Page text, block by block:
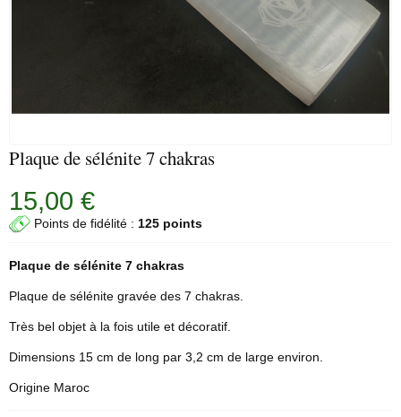
Plaque de sélénite 7 chakras
15,00 €
Points de fidélité : 125 points
Plaque de sélénite 7 chakras
Plaque de sélénite gravée des 7 chakras.
Très bel objet à la fois utile et décoratif.
Dimensions 15 cm de long par 3,2 cm de large environ.
Origine Maroc